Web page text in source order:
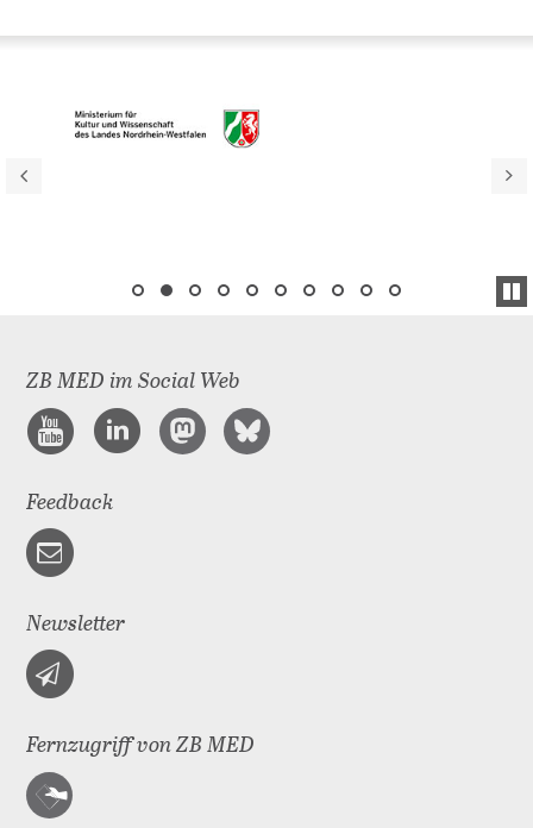
ZB MED im Social Web
Feedback
Newsletter
Fernzugriff von ZB MED